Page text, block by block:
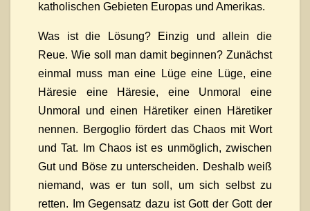
katholischen Gebieten Europas und Amerikas.
Was ist die Lösung? Einzig und allein die
Reue. Wie soll man damit beginnen? Zunächst
einmal muss man eine Lüge eine Lüge, eine
Häresie eine Häresie, eine Unmoral eine
Unmoral und einen Häretiker einen Häretiker
nennen. Bergoglio fördert das Chaos mit Wort
und Tat. Im Chaos ist es unmöglich, zwischen
Gut und Böse zu unterscheiden. Deshalb weiß
niemand, was er tun soll, um sich selbst zu
retten. Im Gegensatz dazu ist Gott der Gott der